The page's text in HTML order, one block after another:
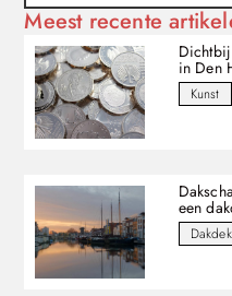
Meest recente
in Den
Kunst
een